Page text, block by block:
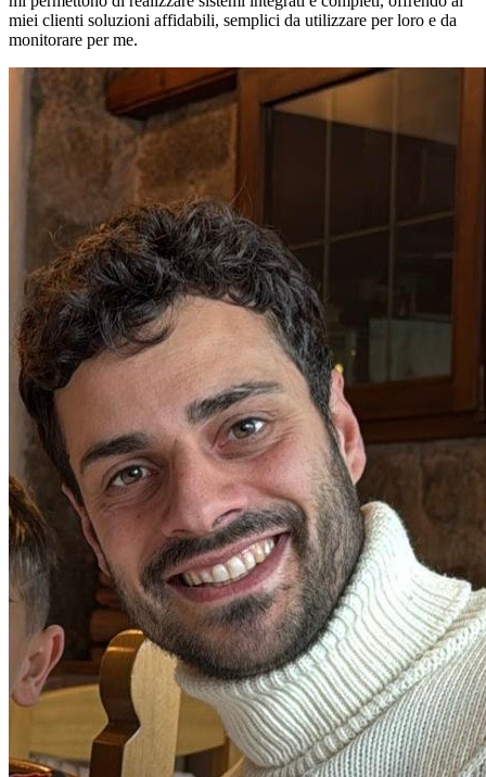
miei clienti soluzioni affidabili, semplici da utilizzare per loro e da
monitorare per me.